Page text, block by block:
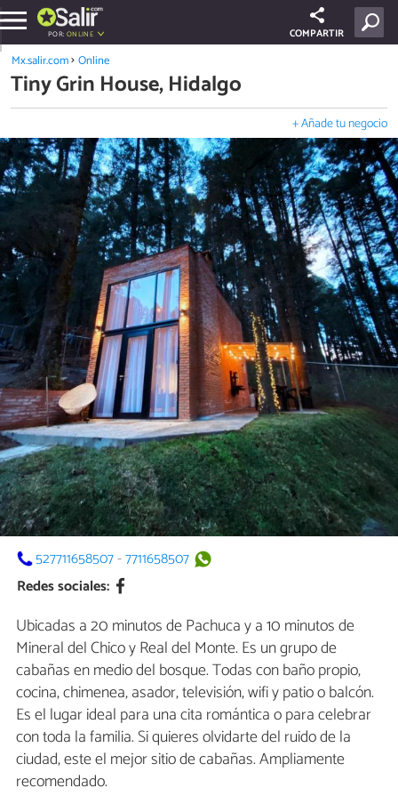
POR: ONLINE COMPARTIR
Mx.salir.com Online
Tiny Grin House, Hidalgo
+ Añade tu negocio
527711658507-7711658507
Redes sociales:
Ubicadas a 20 minutos de Pachuca y a 10 minutos de
Mineral del Chico y Real del Monte. Es un grupo de
cabañas en medio del bosque. Todas con baño propio,
cocina, chimenea, asador, televisión, wifi y patio o balcón.
Es el lugar ideal para una cita romántica o para celebrar
con toda la familia. Si quieres olvidarte del ruido de la
ciudad, este el mejor sitio de cabañas. Ampliamente
recomendado.